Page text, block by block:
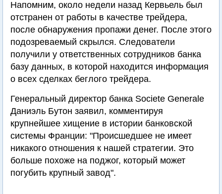
Напомним, около недели назад Кервьель был
отстранен от работы в качестве трейдера,
после обнаружения пропажи денег. После этого
подозреваемый скрылся. Следователи
получили у ответственных сотрудников банка
базу данных, в которой находится информация
о всех сделках беглого трейдера.
Генеральный директор банка Societe Generale
Даниэль Бутон заявил, комментируя
крупнейшее хищение в истории банковской
системы Франции: "Происшедшее не имеет
никакого отношения к нашей стратегии. Это
больше похоже на поджог, который может
погубить крупный завод".